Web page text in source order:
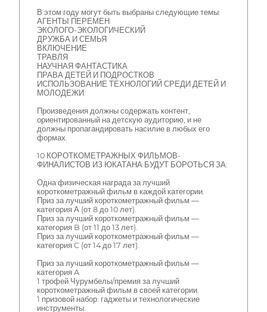
В этом году могут быть выбраны следующие темы:
АГЕНТЫ ПЕРЕМЕН
ЭКОЛОГО-ЭКОЛОГИЧЕСКИЙ
ДРУЖБА И СЕМЬЯ
ВКЛЮЧЕНИЕ
ТРАВЛЯ
НАУЧНАЯ ФАНТАСТИКА
ПРАВА ДЕТЕЙ И ПОДРОСТКОВ
ИСПОЛЬЗОВАНИЕ ТЕХНОЛОГИЙ СРЕДИ ДЕТЕЙ И
МОЛОДЕЖИ
Произведения должны содержать контент,
ориентированный на детскую аудиторию, и не
должны пропагандировать насилие в любых его
формах.
10 КОРОТКОМЕТРАЖНЫХ ФИЛЬМОВ-
ФИНАЛИСТОВ ИЗ ЮКАТАНА БУДУТ БОРОТЬСЯ ЗА:
Одна физическая награда за лучший
короткометражный фильм в каждой категории.
Приз за лучший короткометражный фильм —
категория А (от 8 до 10 лет).
Приз за лучший короткометражный фильм —
категория B (от 11 до 13 лет).
Приз за лучший короткометражный фильм —
категория C (от 14 до 17 лет).
Приз за лучший короткометражный фильм —
категория A
1 трофей Чурумбелы/премия за лучший
короткометражный фильм в своей категории.
1 призовой набор: гаджеты и технологические
инструменты.